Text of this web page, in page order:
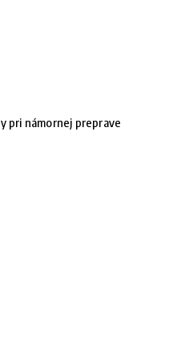
pri námornej preprave